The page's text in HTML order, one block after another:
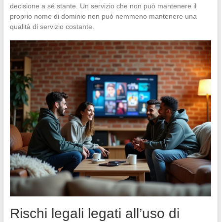
decisione a sé stante. Un servizio che non può mantenere il
proprio nome di dominio non può nemmeno mantenere una
qualità di servizio costante.
Rischi legali legati all’uso di